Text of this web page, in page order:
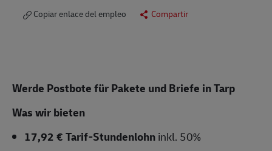
Copiar enlace del empleo Compartir
Werde Postbote für Pakete und Briefe in Tarp
Was wir bieten
17,92 € Tarif-Stundenlohninkl. 50%